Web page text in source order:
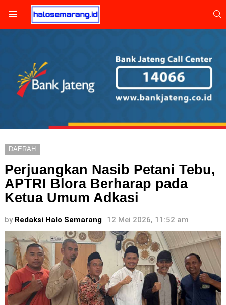
DAERAH
Perjuangkan Nasib Petani Tebu,
APTRI Blora Berharap pada
Ketua Umum Adkasi
by Redaksi Halo Semarang 12 Mei 2026, 11:52 am